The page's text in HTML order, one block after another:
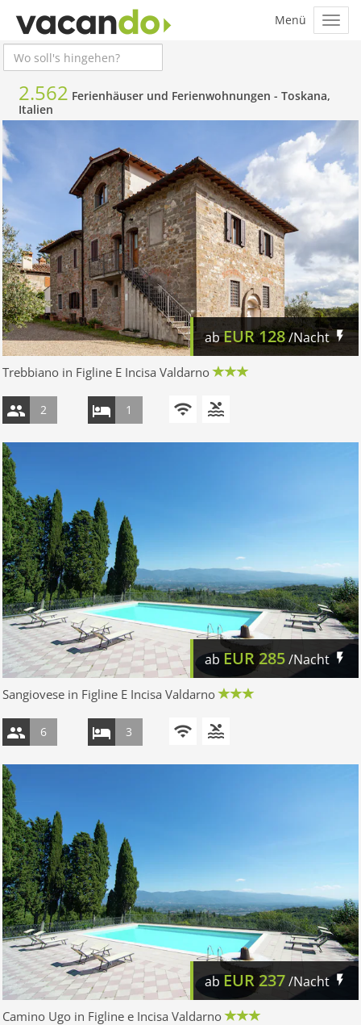
2.562 Ferienhäuser und Ferienwohnungen - Toskana,
Italien
abEUR128/Nacht
Trebbiano in Figline E Incisa Valdarno
2 1
ab EUR285/Nacht
Sangiovese in Figline E Incisa Valdarno
6 3
ab EUR237/Nacht
Camino Ugo in Figline e Incisa Valdarno